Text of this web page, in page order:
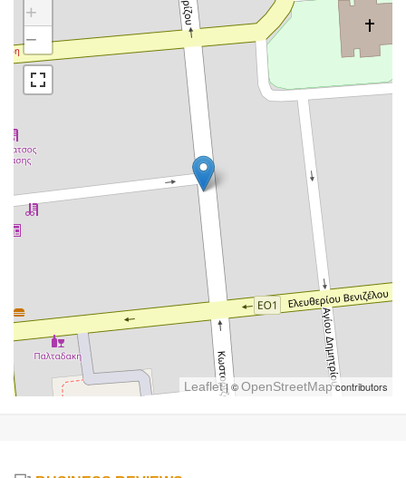
+
−
Leaflet| ©OpenStreetMapcontributors